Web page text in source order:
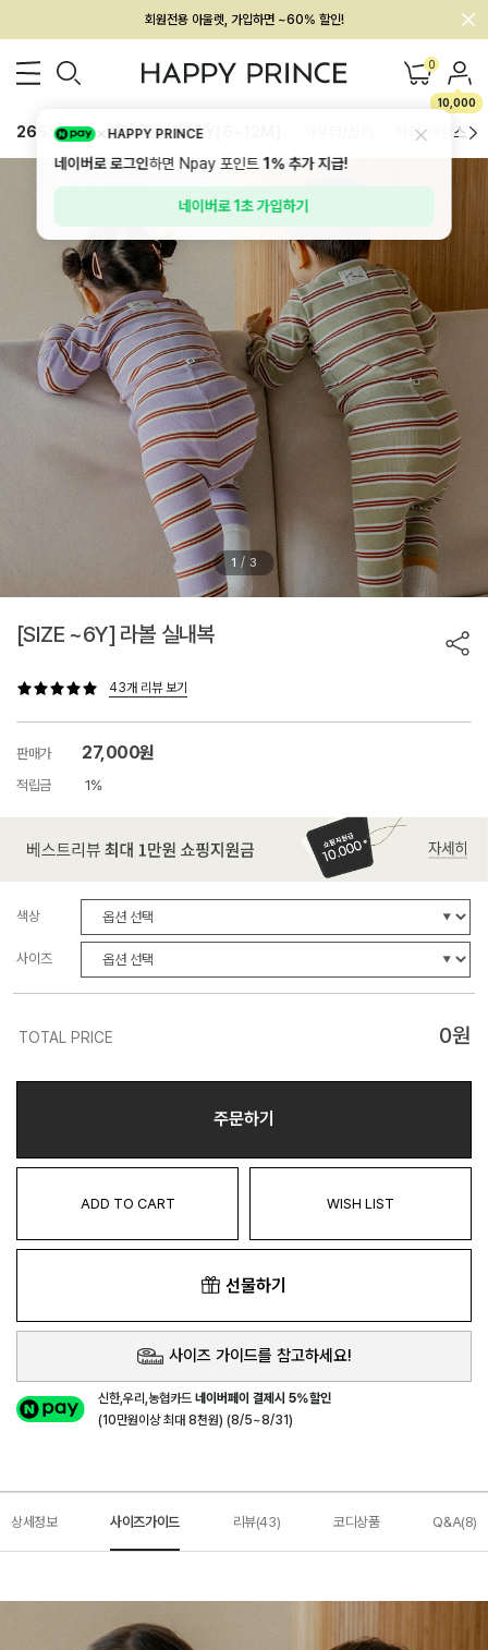
멤버십 최대 28,000원 혜택
0
10,000
26SS 신상 BEST BABY[6~12M] 하의/레깅스
1 / 3
[SIZE ~6Y] 라볼 실내복
43개 리뷰 보기
판매가 27,000원
적립금 1%
색상
사이즈
TOTAL PRICE 0원
주문하기
ADD TO CART WISH LIST
선물하기
사이즈 가이드를 참고하세요!
신한,우리,농협카드네이버페이 결제시 5%할인
(10만원이상 최대 8천원) (8/5~8/31)
상세정보 사이즈가이드 리뷰(43) 코디상품 Q&A(8)
HAPPY PRINCE
네이버로 로그인하면 Npay 포인트1%추가 지급!
네이버로 1초 가입하기